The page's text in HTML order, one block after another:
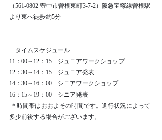
（561-0802 豊中市曽根東町3-7-2）阪急宝塚線曽根駅
より東へ徒歩約5分
タイムスケジュール
11：00～12：15　ジュニアワークショップ
12：30～14：15　ジュニア発表
14：30～16：00　シニアワークショップ
16：15～19：00　シニア発表
多少前後する場合がございます。